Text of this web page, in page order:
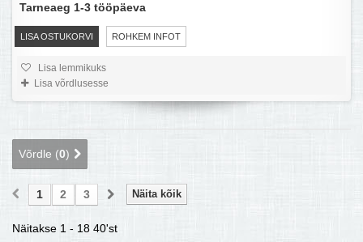
LISA OSTUKORVI ROHKEM INFOT
Tarneaeg 1-3 tööpäeva
Lisa lemmikuks
Lisa võrdlusesse
Võrdle (0)
Näita kõik
1 2 3
Näitakse 1 - 18 40'st